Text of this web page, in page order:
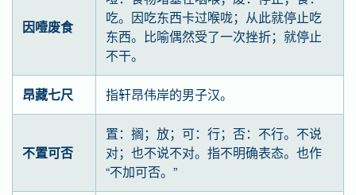
因噎废食
吃。因吃东西卡过喉咙；从此就停止吃
东西。比喻偶然受了一次挫折；就停止
不干。
昂藏七尺 指轩昂伟岸的男子汉。
不置可否
置：搁；放；可：行；否：不行。不说
对；也不说不对。指不明确表态。也作
“不加可否。”